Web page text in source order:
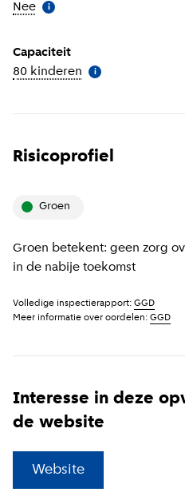
Nee Meer informatie
i
Capaciteit
80 kinderen Meer informatie
i
Risicoprofiel
groen
Groen betekent: geen zorg over actuele situatie of situatie
in de nabije toekomst
Volledige inspectierapport: GGD
Meer informatie over oordelen: GGD
Interesse in deze
de website
Website